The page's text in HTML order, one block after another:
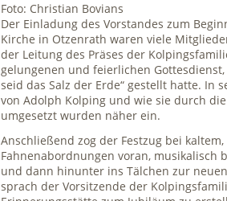
Foto: Christian Bovians
Der Einladung des Vorstandes zum
Kirche in Otzenrath waren viele
der Leitung des Präses der
gelungenen und feierlichen
seid das Salz der Erde“ gestellt hatte. In
von Adolph Kolping und wie sie durch
umgesetzt wurden näher ein.
Anschließend zog der Festzug bei
Fahnenabordnungen voran, musikalisch
und dann hinunter ins Tälchen zur
sprach der Vorsitzende der